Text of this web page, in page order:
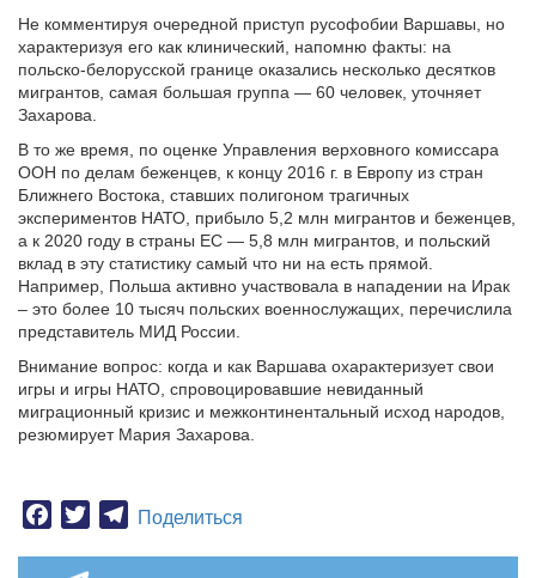
Не комментируя очередной приступ русофобии Варшавы, но
характеризуя его как клинический, напомню факты: на
польско-белорусской границе оказались несколько десятков
мигрантов, самая большая группа — 60 человек, уточняет
Захарова.
В то же время, по оценке Управления верховного комиссара
ООН по делам беженцев, к концу 2016 г. в Европу из стран
Ближнего Востока, ставших полигоном трагичных
экспериментов НАТО, прибыло 5,2 млн мигрантов и беженцев,
а к 2020 году в страны ЕС — 5,8 млн мигрантов, и польский
вклад в эту статистику самый что ни на есть прямой.
Например, Польша активно участвовала в нападении на Ирак
– это более 10 тысяч польских военнослужащих, перечислила
представитель МИД России.
Внимание вопрос: когда и как Варшава охарактеризует свои
игры и игры НАТО, спровоцировавшие невиданный
миграционный кризис и межконтинентальный исход народов,
резюмирует Мария Захарова.
Facebook
TwitterTelegram
Поделиться